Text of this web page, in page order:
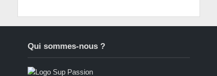
Qui sommes-nous ?